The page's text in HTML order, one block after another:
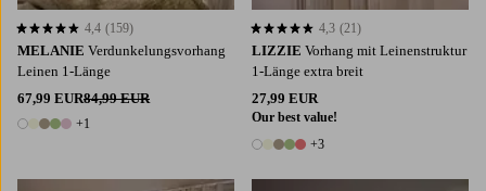
MELANIE Verdunkelungsvorhang
Leinen 1-Länge
67,99 EUR84,99 EUR
6 Farben
+1
4,4 basierend auf 159 Bewertungen
4,4 (159)
LIZZIE Vorhang mit Leinenstruktur
1-Länge extra breit
27,99 EUR
Our best value!
8 Farben
+3
4,3 basierend auf 21 Bewertungen
4,3 (21)